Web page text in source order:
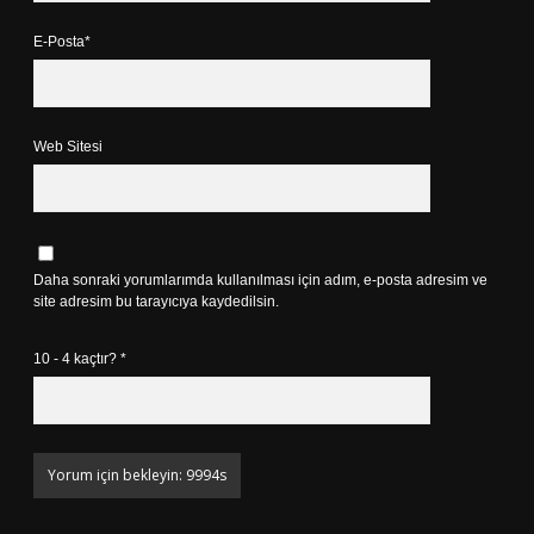
E-Posta*
Web Sitesi
Daha sonraki yorumlarımda kullanılması için adım, e-posta adresim ve
site adresim bu tarayıcıya kaydedilsin.
10 - 4 kaçtır? *